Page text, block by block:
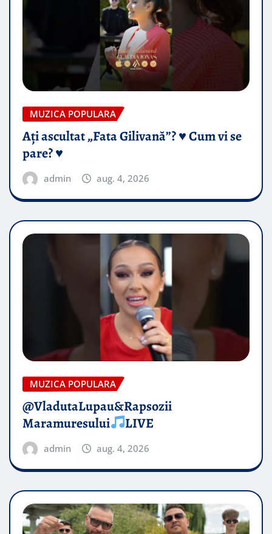
MUZICA POPULARA
Ați ascultat „Fata Gilivană”? ♥️ Cum vi se
pare? ♥️
admin aug. 4, 2026
MUZICA POPULARA
@VladutaLupau&Rapsozii
Maramuresului
LIVE
admin aug. 4, 2026